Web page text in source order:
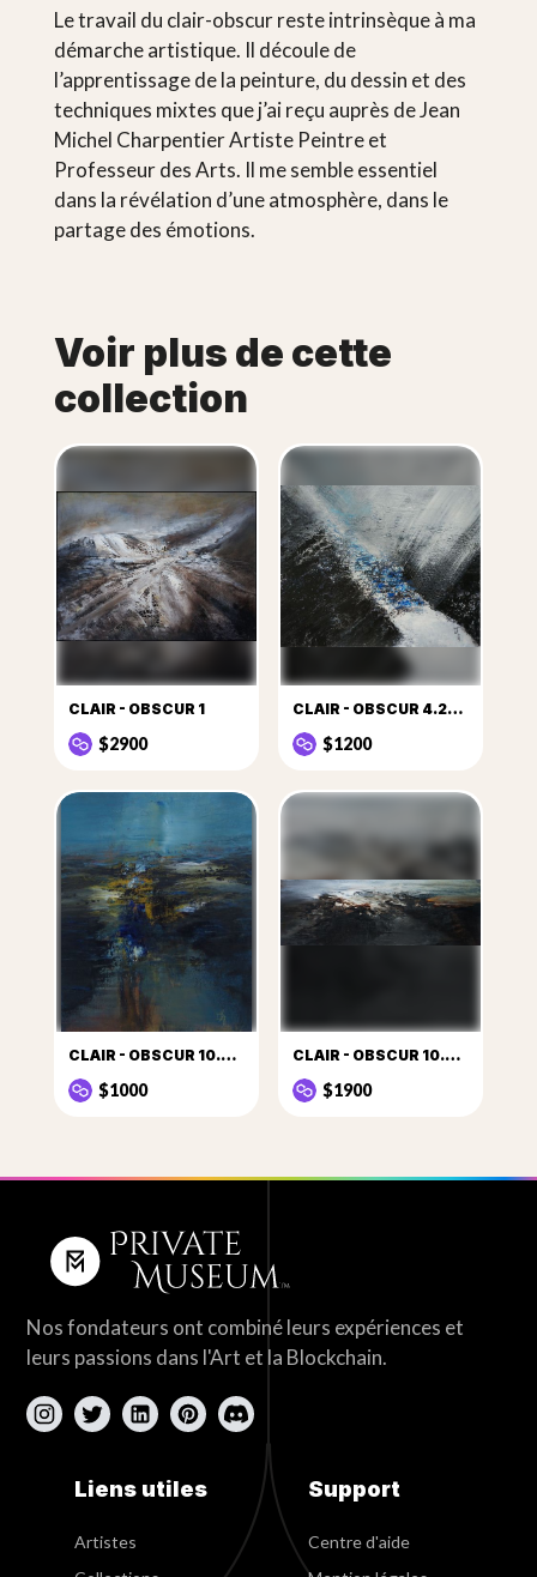
Le travail du clair-obscur reste intrinsèque à ma
démarche artistique. Il découle de
l’apprentissage de la peinture, du dessin et des
techniques mixtes que j’ai reçu auprès de Jean
Michel Charpentier Artiste Peintre et
Professeur des Arts. Il me semble essentiel
dans la révélation d’une atmosphère, dans le
partage des émotions.
Voir plus de cette
collection
CLAIR - OBSCUR 1
$2900
CLAIR - OBSCUR 4.2020.3
$1200
CLAIR - OBSCUR 10.2.2016
$1000
CLAIR - OBSCUR 10.2017.1
$1900
Nos fondateurs ont combiné leurs expériences et
leurs passions dans l'Art et la Blockchain.
Liens utiles
Artistes
Support
Centre d'aide